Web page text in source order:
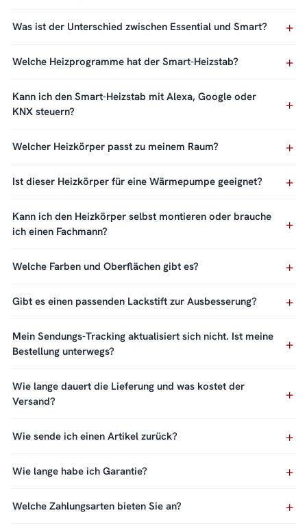
Was ist der Unterschied zwischen Essential und Smart?
Welche Heizprogramme hat der Smart-Heizstab?
Kann ich den Smart-Heizstab mit Alexa, Google oder
KNX steuern?
Welcher Heizkörper passt zu meinem Raum?
Ist dieser Heizkörper für eine Wärmepumpe geeignet?
Kann ich den Heizkörper selbst montieren oder brauche
ich einen Fachmann?
Welche Farben und Oberflächen gibt es?
Gibt es einen passenden Lackstift zur Ausbesserung?
Mein Sendungs-Tracking aktualisiert sich nicht. Ist meine
Bestellung unterwegs?
Wie lange dauert die Lieferung und was kostet der
Versand?
Wie sende ich einen Artikel zurück?
Wie lange habe ich Garantie?
Welche Zahlungsarten bieten Sie an?